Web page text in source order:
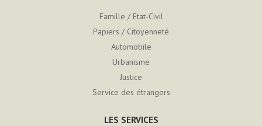
Famille / Etat-Civil
Papiers / Citoyenneté
Automobile
Urbanisme
Justice
Service des étrangers
LES SERVICES